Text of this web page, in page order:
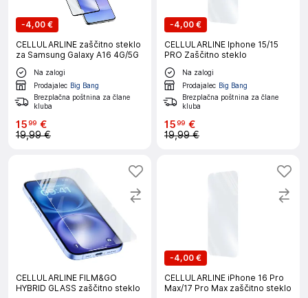
-4,00 €
CELLULARLINE zaščitno steklo
za Samsung Galaxy A16 4G/5G
Na zalogi
Prodajalec Big Bang
Brezplačna poštnina za člane
kluba
1599 €
19,99 €
-4,00 €
CELLULARLINE Iphone 15/15
PRO Zaščitno steklo
Na zalogi
Prodajalec Big Bang
Brezplačna poštnina za člane
kluba
1599 €
19,99 €
CELLULARLINE FILM&GO
HYBRID GLASS zaščitno steklo
-4,00 €
CELLULARLINE iPhone 16 Pro
Max/17 Pro Max zaščitno steklo